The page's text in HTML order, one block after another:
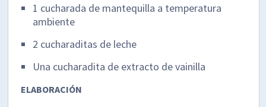
1 cucharada de mantequilla a temperatura
ambiente
2 cucharaditas de leche
Una cucharadita de extracto de vainilla
ELABORACIÓN